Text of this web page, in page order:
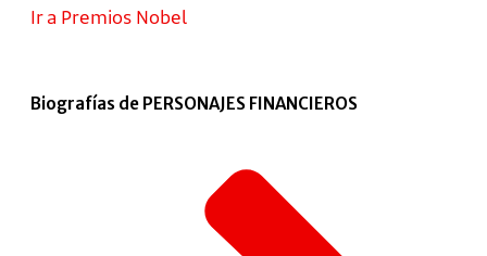
Ir a Premios Nobel
Biografías de PERSONAJES FINANCIEROS